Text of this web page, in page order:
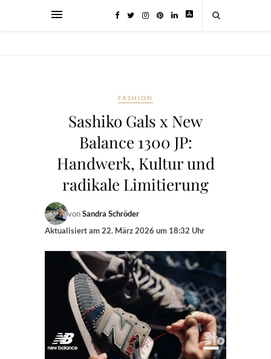
FASHION
Sashiko Gals x New
Balance 1300 JP:
Handwerk, Kultur und
radikale Limitierung
vonSandra Schröder
Aktualisiert am22. März 2026 um 18:32 Uhr